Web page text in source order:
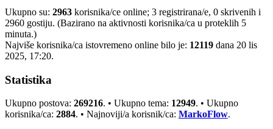
Ukupno su: 2963 korisnika/ce online; 3 registrirana/e, 0 skrivenih i
2960 gostiju. (Bazirano na aktivnosti korisnika/ca u proteklih 5
minuta.)
Najviše korisnika/ca istovremeno online bilo je: 12119 dana 20 lis
2025, 17:20.
Statistika
Ukupno postova: 269216. • Ukupno tema: 12949. • Ukupno
korisnika/ca: 2884. • Najnoviji/a korisnik/ca: MarkoFlow.